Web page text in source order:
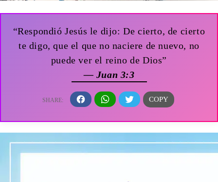
“Respondió Jesús le dijo: De cierto, de cierto
te digo, que el que no naciere de nuevo, no
puede ver el reino de Dios”
— Juan 3:3